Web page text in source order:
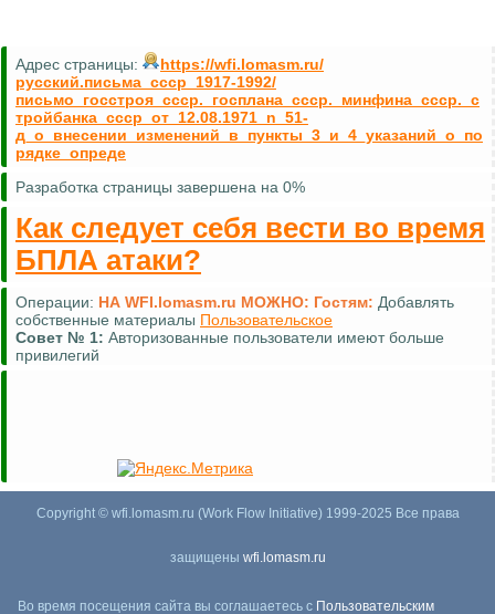
Адрес страницы:
https://wfi.lomasm.ru/
русский.письма_ссср_1917-1992/
письмо_госстроя_ссср._госплана_ссср._минфина_ссср._с
тройбанка_ссср_от_12.08.1971_n_51-
д_о_внесении_изменений_в_пункты_3_и_4_указаний_о_по
рядке_опреде
Разработка страницы завершена на 0%
Как следует себя вести во время
БПЛА атаки?
Операции: НА WFI.lomasm.ru МОЖНО: Гостям: Добавлять
собственные материалы Пользовательское
Совет № 1: Авторизованные пользователи имеют больше
привилегий
Copyright © wfi.lomasm.ru (Work Flow Initiative) 1999-2025 Все права
защищены wfi.lomasm.ru
Во время посещения сайта вы соглашаетесь с Пользовательским